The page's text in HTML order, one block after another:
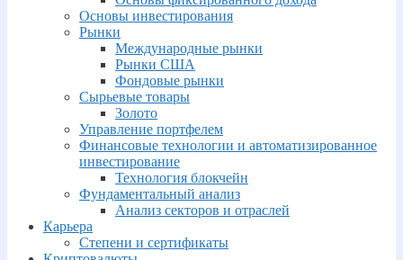
Основы инвестирования
Рынки
Международные рынки
Рынки США
Фондовые рынки
Сырьевые товары
Золото
Управление портфелем
Финансовые технологии и автоматизированное
инвестирование
Технология блокчейн
Фундаментальный анализ
Анализ секторов и отраслей
Карьера
Степени и сертификаты